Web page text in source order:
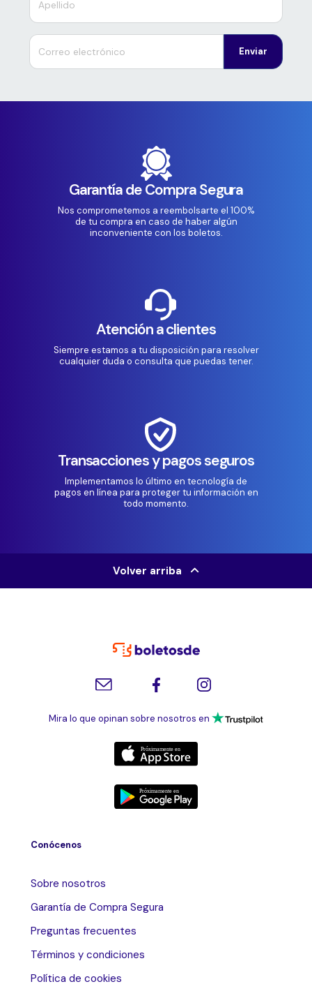
Enviar
Garantía de Compra Segura
Nos comprometemos a reembolsarte el 100%
de tu compra en caso de haber algún
inconveniente con los boletos.
Atención a clientes
Siempre estamos a tu disposición para resolver
cualquier duda o consulta que puedas tener.
Transacciones y pagos seguros
Implementamos lo último en tecnología de
pagos en línea para proteger tu información en
todo momento.
Volver arriba
Mira lo que opinan sobre nosotros en
Conócenos
Sobre nosotros
Garantía de Compra Segura
Preguntas frecuentes
Términos y condiciones
Política de cookies